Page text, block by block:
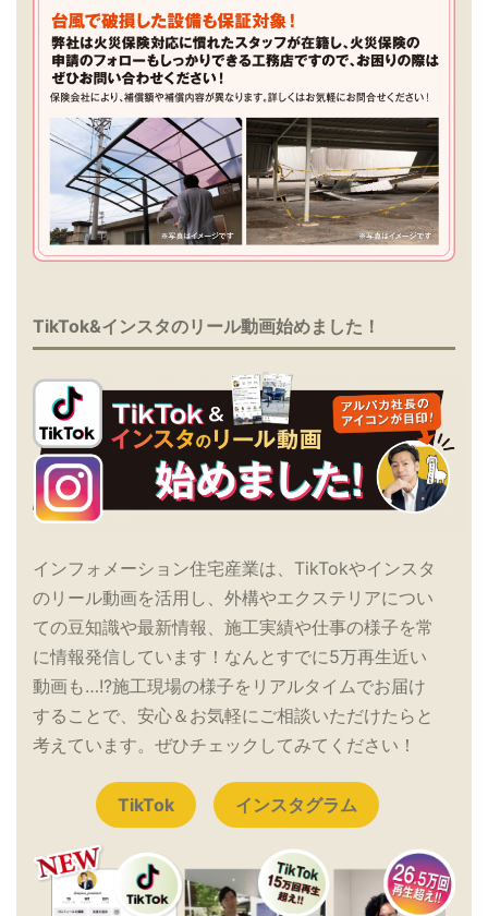
TikTok&インスタのリール動画始めました！
インフォメーション住宅産業は、TikTokやインスタ
のリール動画を活用し、外構やエクステリアについ
ての豆知識や最新情報、施工実績や仕事の様子を常
に情報発信しています！なんとすでに5万再生近い
動画も…!?施工現場の様子をリアルタイムでお届け
することで、安心＆お気軽にご相談いただけたらと
考えています。ぜひチェックしてみてください！
TikTok インスタグラム